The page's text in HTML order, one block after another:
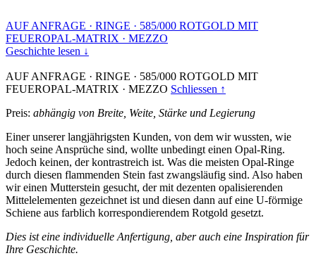
AUF ANFRAGE · RINGE · 585/000 ROTGOLD MIT
FEUEROPAL-MATRIX · MEZZO
Geschichte lesen ↓
AUF ANFRAGE · RINGE · 585/000 ROTGOLD MIT
FEUEROPAL-MATRIX · MEZZO Schliessen ↑
Preis: abhängig von Breite, Weite, Stärke und Legierung
Einer unserer langjährigsten Kunden, von dem wir wussten, wie
hoch seine Ansprüche sind, wollte unbedingt einen Opal-Ring.
Jedoch keinen, der kontrastreich ist. Was die meisten Opal-Ringe
durch diesen flammenden Stein fast zwangsläufig sind. Also haben
wir einen Mutterstein gesucht, der mit dezenten opalisierenden
Mittelelementen gezeichnet ist und diesen dann auf eine U-förmige
Schiene aus farblich korrespondierendem Rotgold gesetzt.
Dies ist eine individuelle Anfertigung, aber auch eine Inspiration für
Ihre Geschichte.